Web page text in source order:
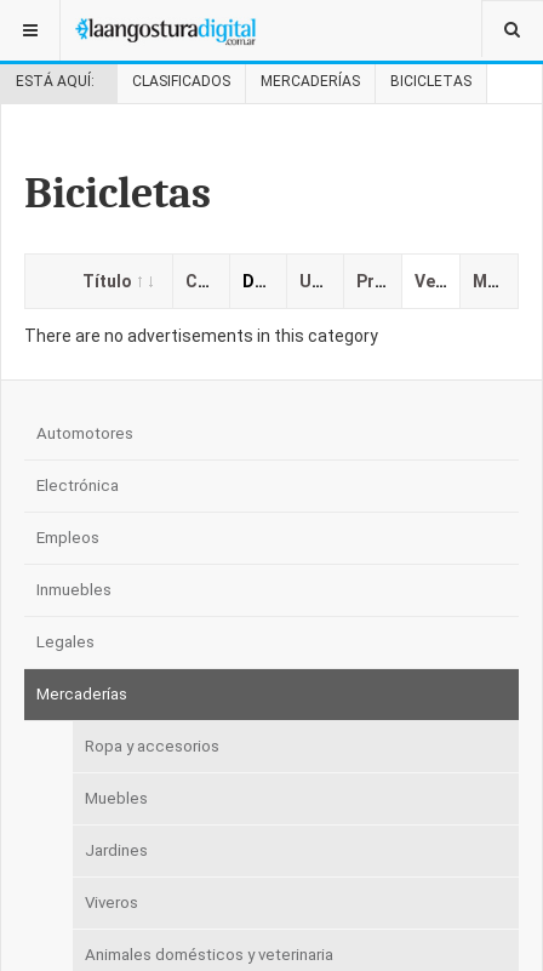
ESTÁ AQUÍ: CLASIFICADOS MERCADERÍAS BICICLETAS
Bicicletas
Título Categoría Descripción Ubicación Precio Vencimiento Mostrado
There are no advertisements in this category
Automotores
Electrónica
Empleos
Inmuebles
Legales
Mercaderías
Ropa y accesorios
Muebles
Jardines
Viveros
Animales domésticos y veterinaria